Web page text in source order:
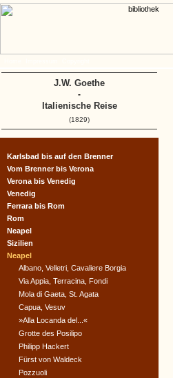
Karlsbad bis auf den Brenner
Vom Brenner bis Verona
Verona bis Venedig
Venedig
Ferrara bis Rom
Rom
Neapel
Sizilien
Neapel
Albano, Velletri, Cavaliere Borgia
Via Appia, Terracina, Fondi
Mola di Gaeta, St. Agata
Capua, Vesuv
»Alla Locanda del...«
Grotte des Posilipo
Philipp Hackert
Fürst von Waldeck
Pozzuoli
J.W. Goethe
-
Italienische Reise
(1829)